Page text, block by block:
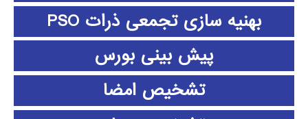
بهنیه سازی تجمعی ذرات PSO
پیش بینی بورس
تشخیص امضا